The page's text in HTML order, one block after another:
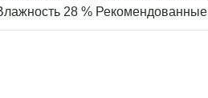
28 % Рекомендованные